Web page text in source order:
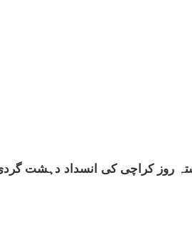
کردیا گیا، شاہد حامد قتل کیس میں منہاج قاضی 2016ء سے جیل میں تھا، گزشتہ روز کراچی